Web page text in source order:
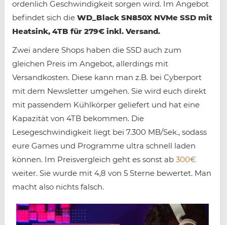
ordenlich Geschwindigkeit sorgen wird. Im Angebot
befindet sich die WD_Black SN850X NVMe SSD mit
Heatsink, 4TB für 279€ inkl. Versand.
Zwei andere Shops haben die SSD auch zum
gleichen Preis im Angebot, allerdings mit
Versandkosten. Diese kann man z.B. bei Cyberport
mit dem Newsletter umgehen. Sie wird euch direkt
mit passendem Kühlkörper geliefert und hat eine
Kapazität von 4TB bekommen. Die
Lesegeschwindigkeit liegt bei 7.300 MB/Sek., sodass
eure Games und Programme ultra schnell laden
können. Im Preisvergleich geht es sonst ab 300€
weiter. Sie wurde mit 4,8 von 5 Sterne bewertet. Man
macht also nichts falsch.